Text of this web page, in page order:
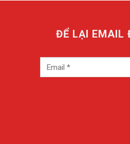
ĐỂ LẠI EMAIL